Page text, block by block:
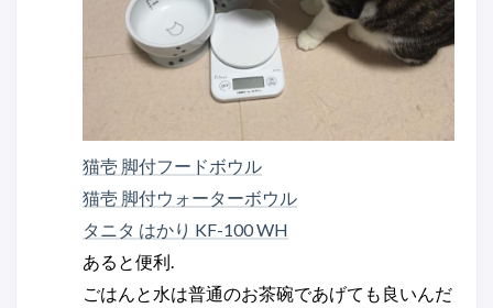
猫壱 脚付フードボウル
猫壱 脚付ウォーターボウル
タニタ はかり KF-100 WH
あると便利.
ごはんと水は普通のお茶碗であげても良いんだ